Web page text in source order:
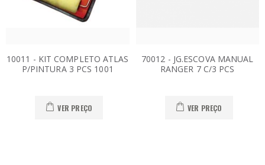
10011 - KIT COMPLETO ATLAS
P/PINTURA 3 PCS 1001
VER PREÇO
70012 - JG.ESCOVA MANUAL
RANGER 7 C/3 PCS
VER PREÇO